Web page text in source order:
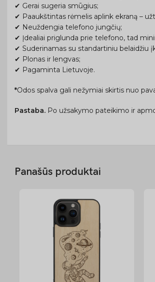
✔ Gerai sugeria smūgius;
✔ Paaukštintas rėmelis aplink ekraną –
✔ Neuždengia telefono jungčių;
✔ Įdealiai priglunda prie telefono, tad
✔ Suderinamas su standartiniu belaidžiu
✔ Plonas ir lengvas;
✔ Pagaminta Lietuvoje.
*Odos spalva gali nežymiai skirtis nuo
Pastaba. Po užsakymo pateikimo ir
Panašūs produktai